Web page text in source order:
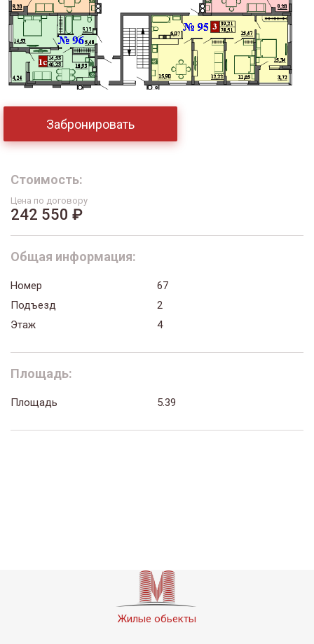
Забронировать
Стоимость:
Цена по договору
242 550 ₽
Общая информация:
Номер
67
Подъезд
2
Этаж
4
Площадь:
Площадь 5.39
Жилые обьекты